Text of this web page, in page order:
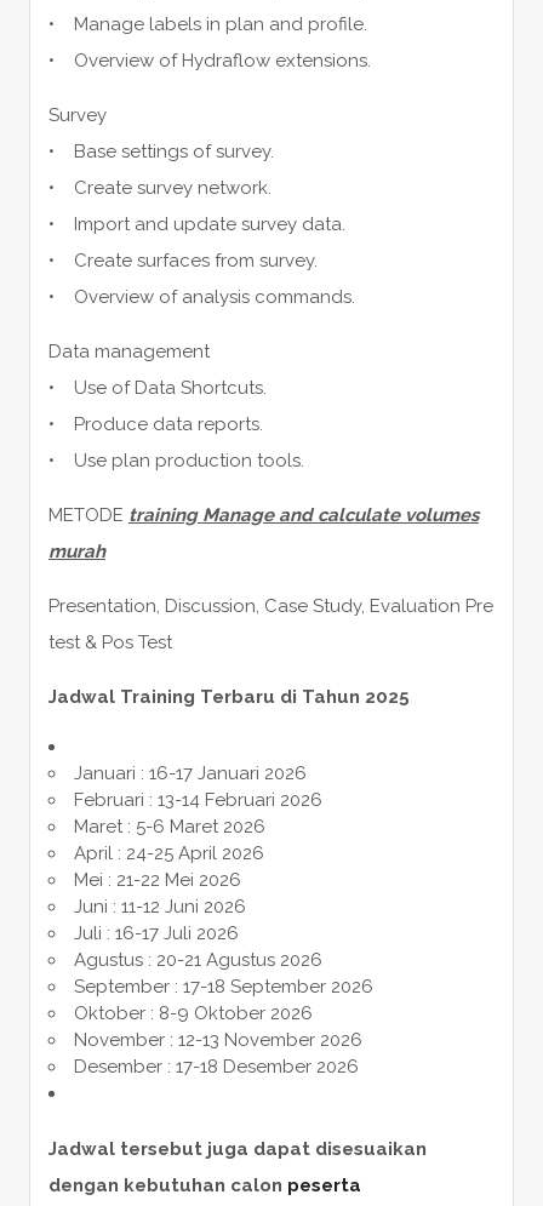
• Manage labels in plan and profile.
• Overview of Hydraflow extensions.
Survey
• Base settings of survey.
• Create survey network.
• Import and update survey data.
• Create surfaces from survey.
• Overview of analysis commands.
Data management
• Use of Data Shortcuts.
• Produce data reports.
• Use plan production tools.
METODE training Manage and calculate volumes
murah
Presentation, Discussion, Case Study, Evaluation Pre
test & Pos Test
Jadwal Training Terbaru di Tahun 2025
Januari : 16-17 Januari 2026
Februari : 13-14 Februari 2026
Maret : 5-6 Maret 2026
April : 24-25 April 2026
Mei : 21-22 Mei 2026
Juni : 11-12 Juni 2026
Juli : 16-17 Juli 2026
Agustus : 20-21 Agustus 2026
September : 17-18 September 2026
Oktober : 8-9 Oktober 2026
November : 12-13 November 2026
Desember : 17-18 Desember 2026
Jadwal tersebut juga dapat disesuaikan
dengan kebutuhan calon peserta